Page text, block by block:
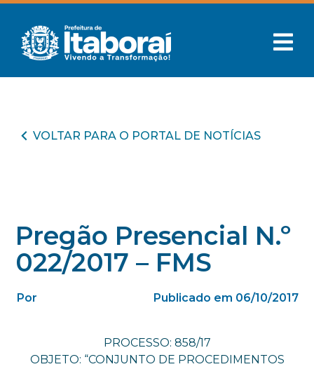
VOLTAR PARA O PORTAL DE NOTÍCIAS
Pregão Presencial N.º
022/2017 – FMS
Por Publicado em 06/10/2017
PROCESSO: 858/17
OBJETO: “CONJUNTO DE PROCEDIMENTOS